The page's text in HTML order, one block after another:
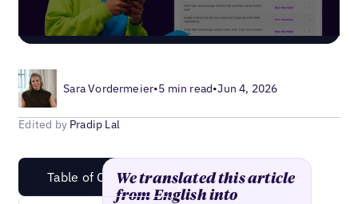
Sara Vordermeier•5 min read•Jun 4, 2026
Edited by Pradip Lal
Table of ContentWe translated this article
from English into